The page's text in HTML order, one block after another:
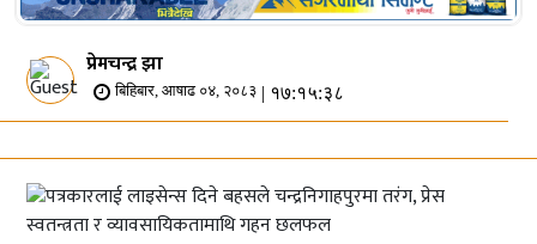
प्रेमचन्द्र झा
बिहिबार, आषाढ ०४, २०८३ | १७:१५:३८